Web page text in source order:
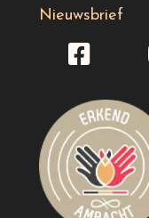
Nieuwsbrief